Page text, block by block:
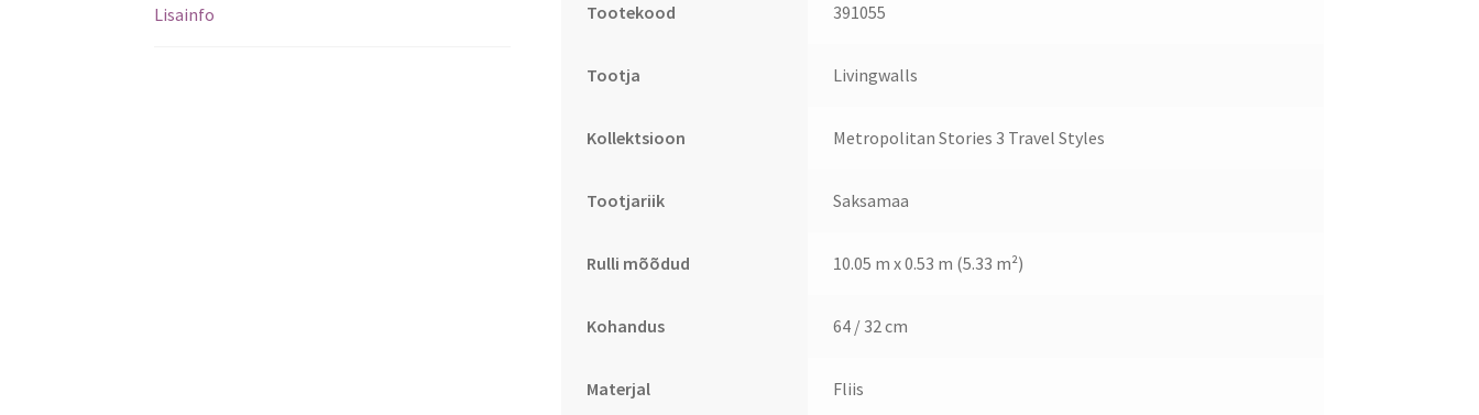
Lisainfo Tootekood 391055
Tootja Livingwalls
Kollektsioon Metropolitan Stories 3 Travel Styles
Tootjariik Saksamaa
Rulli mõõdud 10.05 m x 0.53 m (5.33 m²)
Kohandus 64 / 32 cm
Materjal Fliis